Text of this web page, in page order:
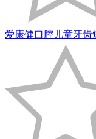
爱康健口腔儿童牙齿